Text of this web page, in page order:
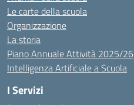
Le carte della scuola
Organizzazione
La storia
Piano Annuale Attività 2025/26
Intelligenza Artificiale a Scuola
I Servizi